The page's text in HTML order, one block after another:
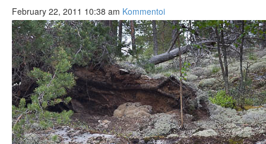
February 22, 2011 10:38 am Kommentoi